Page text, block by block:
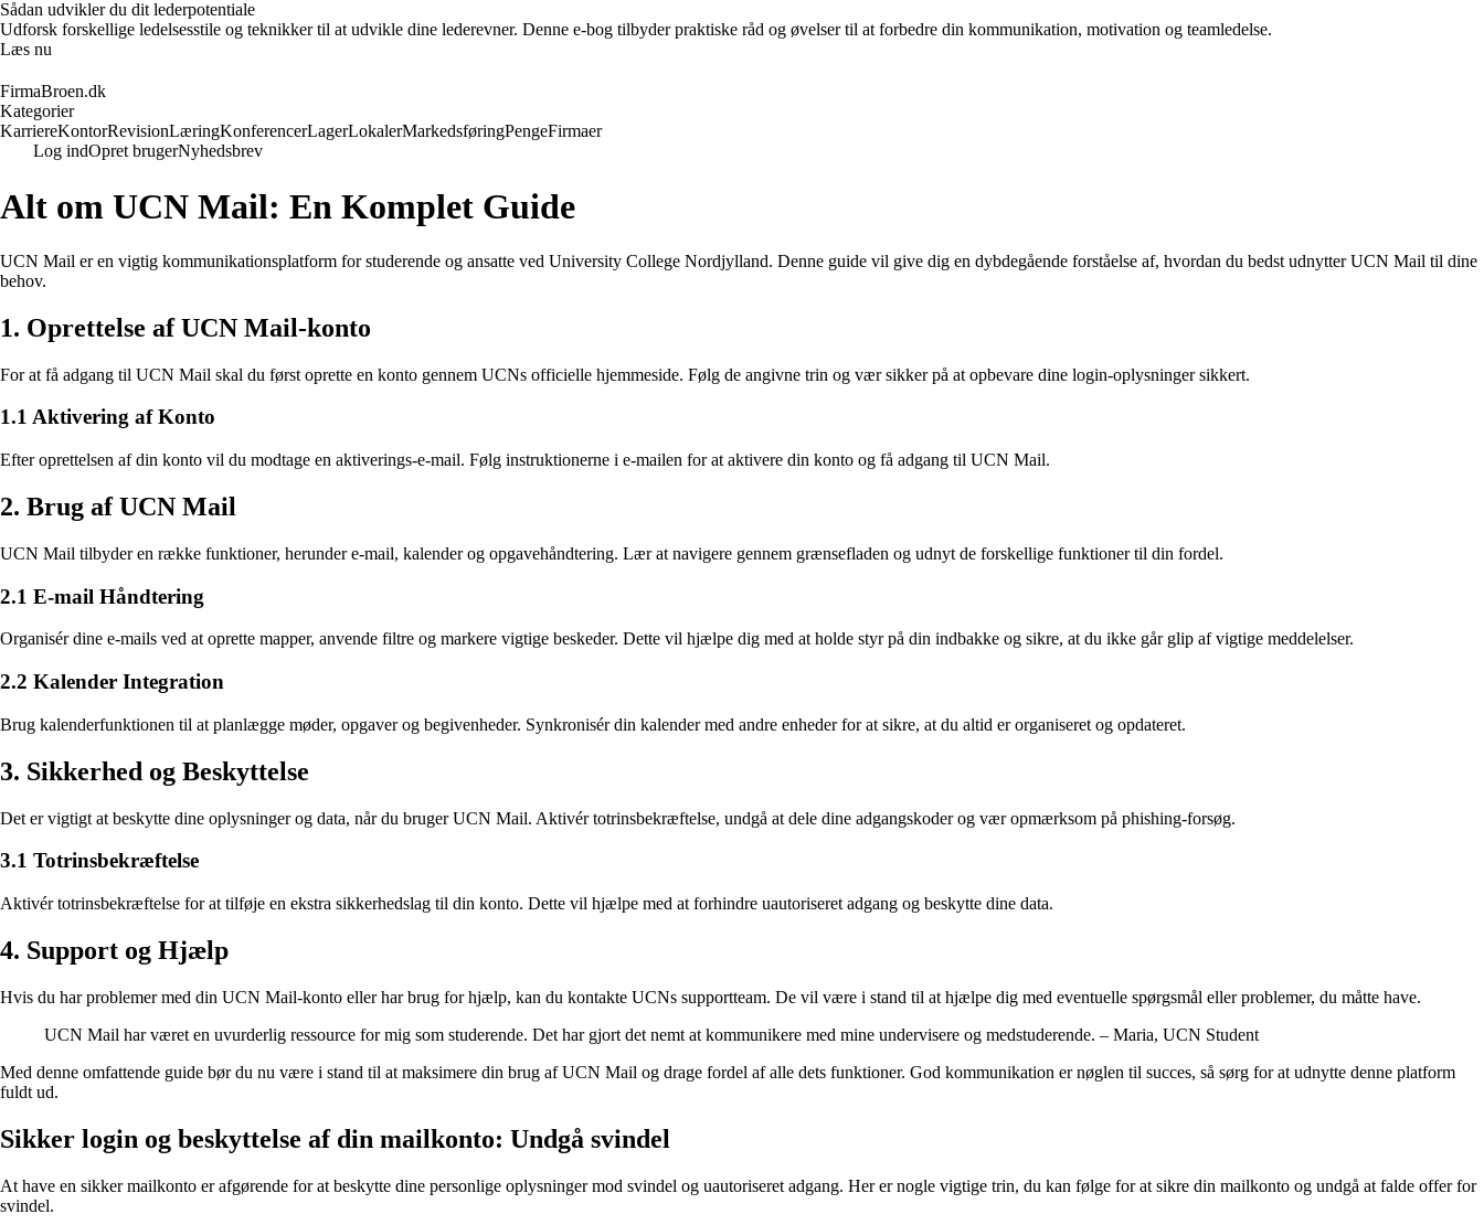
Sådan udvikler du dit lederpotentiale
Udforsk forskellige ledelsesstile og teknikker til at udvikle dine lederevner. Denne e-bog tilbyder praktiske råd og øvelser til at forbedre din kommunikation, motivation og teamledelse.
Læs nu
FirmaBroen.dk
Kategorier
KarriereKontorRevisionLæringKonferencerLagerLokalerMarkedsføringPengeFirmaer
Log indOpret brugerNyhedsbrev
Alt om UCN Mail: En Komplet Guide
UCN Mail er en vigtig kommunikationsplatform for studerende og ansatte ved University College Nordjylland. Denne guide vil give dig en dybdegående forståelse af, hvordan du bedst udnytter UCN Mail til dine
behov.
1. Oprettelse af UCN Mail-konto
For at få adgang til UCN Mail skal du først oprette en konto gennem UCNs officielle hjemmeside. Følg de angivne trin og vær sikker på at opbevare dine login-oplysninger sikkert.
1.1 Aktivering af Konto
Efter oprettelsen af din konto vil du modtage en aktiverings-e-mail. Følg instruktionerne i e-mailen for at aktivere din konto og få adgang til UCN Mail.
2. Brug af UCN Mail
UCN Mail tilbyder en række funktioner, herunder e-mail, kalender og opgavehåndtering. Lær at navigere gennem grænsefladen og udnyt de forskellige funktioner til din fordel.
2.1 E-mail Håndtering
Organisér dine e-mails ved at oprette mapper, anvende filtre og markere vigtige beskeder. Dette vil hjælpe dig med at holde styr på din indbakke og sikre, at du ikke går glip af vigtige meddelelser.
2.2 Kalender Integration
Brug kalenderfunktionen til at planlægge møder, opgaver og begivenheder. Synkronisér din kalender med andre enheder for at sikre, at du altid er organiseret og opdateret.
3. Sikkerhed og Beskyttelse
Det er vigtigt at beskytte dine oplysninger og data, når du bruger UCN Mail. Aktivér totrinsbekræftelse, undgå at dele dine adgangskoder og vær opmærksom på phishing-forsøg.
3.1 Totrinsbekræftelse
Aktivér totrinsbekræftelse for at tilføje en ekstra sikkerhedslag til din konto. Dette vil hjælpe med at forhindre uautoriseret adgang og beskytte dine data.
4. Support og Hjælp
Hvis du har problemer med din UCN Mail-konto eller har brug for hjælp, kan du kontakte UCNs supportteam. De vil være i stand til at hjælpe dig med eventuelle spørgsmål eller problemer, du måtte have.
UCN Mail har været en uvurderlig ressource for mig som studerende. Det har gjort det nemt at kommunikere med mine undervisere og medstuderende. – Maria, UCN Student
Med denne omfattende guide bør du nu være i stand til at maksimere din brug af UCN Mail og drage fordel af alle dets funktioner. God kommunikation er nøglen til succes, så sørg for at udnytte denne platform
fuldt ud.
Sikker login og beskyttelse af din mailkonto: Undgå svindel
At have en sikker mailkonto er afgørende for at beskytte dine personlige oplysninger mod svindel og uautoriseret adgang. Her er nogle vigtige trin, du kan følge for at sikre din mailkonto og undgå at falde offer for
svindel.